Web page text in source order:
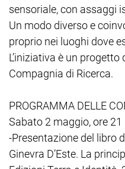
sensoriale, con assaggi
Un modo diverso e
proprio nei luoghi dove
L’iniziativa è un progetto
Compagnia di Ricerca.
PROGRAMMA DELLE
Sabato 2 maggio, ore 21
-Presentazione del libro
Ginevra D’Este. La